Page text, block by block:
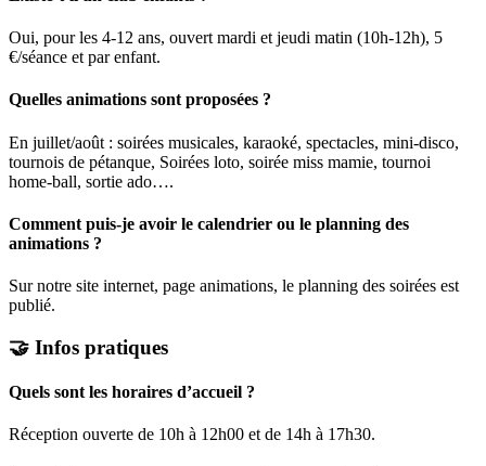
Oui, pour les 4-12 ans, ouvert mardi et jeudi matin (10h-12h), 5
€/séance et par enfant.
Quelles animations sont proposées ?
En juillet/août : soirées musicales, karaoké, spectacles, mini-disco,
tournois de pétanque, Soirées loto, soirée miss mamie, tournoi
home-ball, sortie ado….
Comment puis-je avoir le calendrier ou le planning des
animations ?
Sur notre site internet, page animations, le planning des soirées est
publié.
🤝 Infos pratiques
Quels sont les horaires d’accueil ?
Réception ouverte de 10h à 12h00 et de 14h à 17h30.